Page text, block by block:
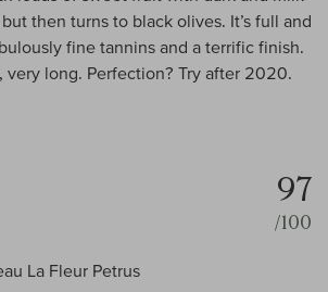
then turns to black olives. It’s full and
fine tannins and a terrific finish.
very long. Perfection? Try after 2020.
97
/100
La Fleur Petrus